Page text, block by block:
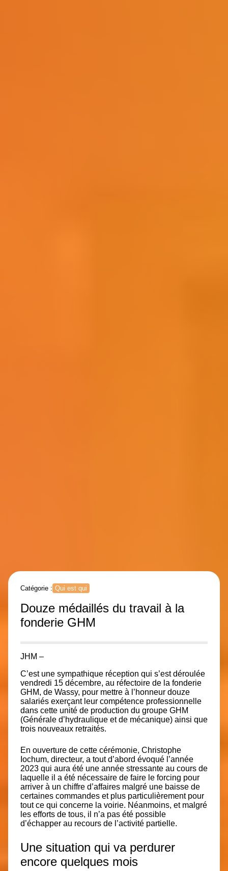
Catégorie : Qui est qui
Douze médaillés du travail à la
fonderie GHM
JHM –
C’est une sympathique réception qui s’est déroulée
vendredi 15 décembre, au réfectoire de la fonderie
GHM, de Wassy, pour mettre à l’honneur douze
salariés exerçant leur compétence professionnelle
dans cette unité de production du groupe GHM
(Générale d’hydraulique et de mécanique) ainsi que
trois nouveaux retraités.
En ouverture de cette cérémonie, Christophe
Iochum, directeur, a tout d’abord évoqué l’année
2023 qui aura été une année stressante au cours de
laquelle il a été nécessaire de faire le forcing pour
arriver à un chiffre d’affaires malgré une baisse de
certaines commandes et plus particulièrement pour
tout ce qui concerne la voirie. Néanmoins, et malgré
les efforts de tous, il n’a pas été possible
d’échapper au recours de l’activité partielle.
Une situation qui va perdurer
encore quelques mois